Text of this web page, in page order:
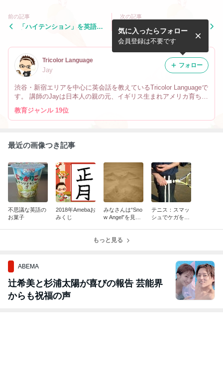
前の記事
「ハイテンション」を英語で
次の記事
（クリスマスツリーを）「飾
る」を英語で言うと？
Tricolor Language
Jay
渋谷・新宿エリアを中心に英会話を教えているTricolor Languageで
す。 講師のJayは日本人の親の元、イギリス生まれアメリカ育ちで
す。 なので英会話だけでなく、文化や英語の微妙なニュアンスの
違い、海外生活の事も教えています。
気に入ったらフォロー
会員登録は不要です
フォロー
教育ジャンル 19位
最近の画像つき記事
不思議な英語の
お菓子
2018年Amebaお
みくじ
みなさんは“Sno
w Angel”を見た
テニス：スマッ
シュでケガをし
もっと見る
ABEMA
辻希美と杉浦太陽が喜びの報告 芸能界
からも祝福の声